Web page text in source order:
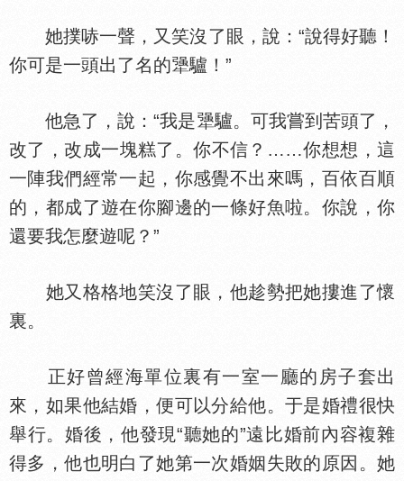
她撲哧一聲，又笑沒了眼，說：“說得好聽！
你可是一頭出了名的犟驢！”
他急了，說：“我是犟驢。可我嘗到苦頭了，
改了，改成一塊糕了。你不信？……你想想，這
一陣我們經常一起，你感覺不出來嗎，百依百順
的，都成了遊在你腳邊的一條好魚啦。你說，你
還要我怎麼遊呢？”
她又格格地笑沒了眼，他趁勢把她摟進了懷
裏。
正好曾經海單位裏有一室一廳的房子套出
來，如果他結婚，便可以分給他。于是婚禮很快
舉行。婚後，他發現“聽她的”遠比婚前內容複雜
得多，他也明白了她第一次婚姻失敗的原因。她